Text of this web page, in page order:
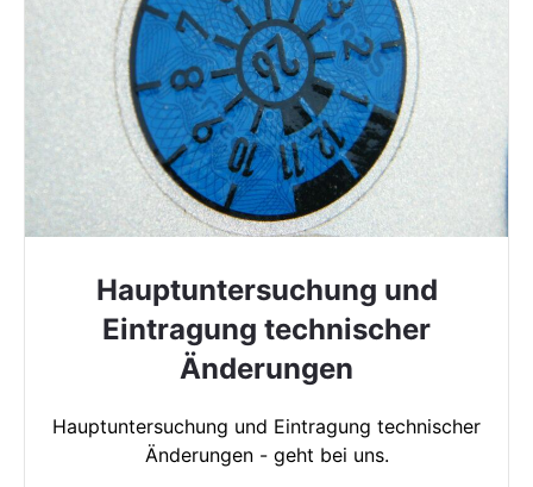
Hauptuntersuchung und
Eintragung technischer
Änderungen
Hauptuntersuchung und Eintragung technischer
Änderungen - geht bei uns.